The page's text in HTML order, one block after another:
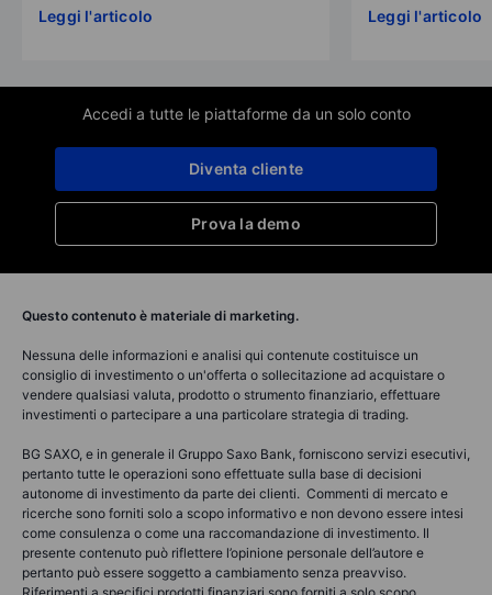
Leggi l'articolo
Leggi l'articolo
Accedi a tutte le piattaforme da un solo conto
Prova la demo
Diventa cliente
Questo contenuto è materiale di marketing.
Nessuna delle informazioni e analisi qui contenute costituisce un
consiglio di investimento o un'offerta o sollecitazione ad acquistare o
vendere qualsiasi valuta, prodotto o strumento finanziario, effettuare
investimenti o partecipare a una particolare strategia di trading.
BG SAXO, e in generale il Gruppo Saxo Bank, forniscono servizi esecutivi,
pertanto tutte le operazioni sono effettuate sulla base di decisioni
autonome di investimento da parte dei clienti. Commenti di mercato e
ricerche sono forniti solo a scopo informativo e non devono essere intesi
come consulenza o come una raccomandazione di investimento. Il
presente contenuto può riflettere l’opinione personale dell’autore e
pertanto può essere soggetto a cambiamento senza preavviso.
Riferimenti a specifici prodotti finanziari sono forniti a solo scopo